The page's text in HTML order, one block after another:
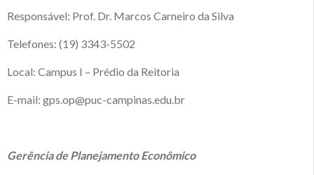
Responsável: Prof. Dr. Marcos Carneiro da Silva
Telefones: (19) 3343-5502
Local: Campus I – Prédio da Reitoria
E-mail: gps.op@puc-campinas.edu.br
Gerência de Planejamento Econômico